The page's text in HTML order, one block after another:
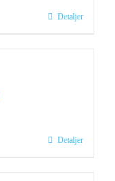
Detaljer
Detaljer